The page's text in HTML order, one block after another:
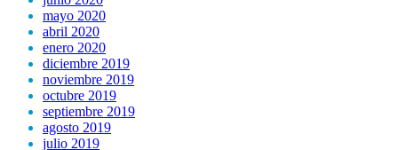
mayo 2020
abril 2020
enero 2020
diciembre 2019
noviembre 2019
octubre 2019
septiembre 2019
agosto 2019
julio 2019